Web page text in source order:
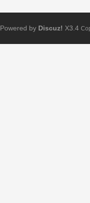
Powered by Discuz! X3.4